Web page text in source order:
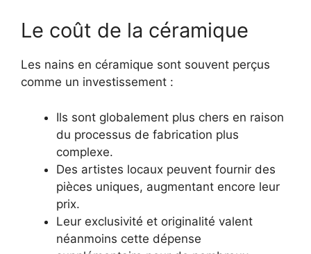
Le coût de la céramique
Les nains en céramique sont souvent perçus
comme un investissement :
Ils sont globalement plus chers en raison
du processus de fabrication plus
complexe.
Des artistes locaux peuvent fournir des
pièces uniques, augmentant encore leur
prix.
Leur exclusivité et originalité valent
néanmoins cette dépense